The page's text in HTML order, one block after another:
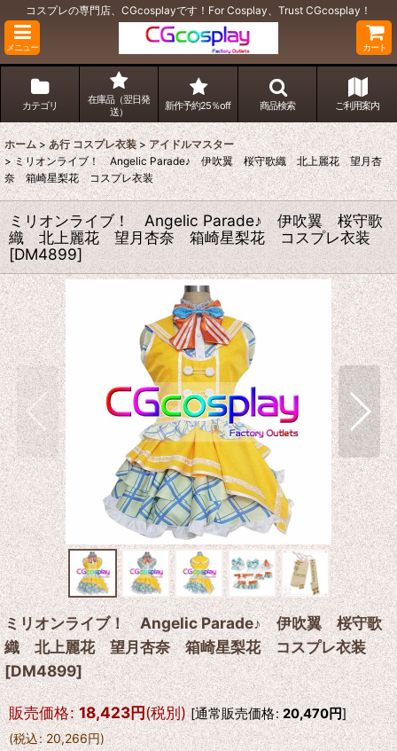
コスプレの専門店、CGcosplayです！For Cosplay、Trust CGcosplay！
メニュー カート
カテゴリ
在庫品（翌日発
送）
新作予約25％off 商品検索 ご利用案内
ホーム > あ行 コスプレ衣装 > アイドルマスター
> ミリオンライブ！ Angelic Parade♪ 伊吹翼 桜守歌織 北上麗花 望月杏
奈 箱崎星梨花 コスプレ衣装
ミリオンライブ！ Angelic Parade♪ 伊吹翼 桜守歌
織 北上麗花 望月杏奈 箱崎星梨花 コスプレ衣装
[DM4899]
ミリオンライブ！ Angelic Parade♪ 伊吹翼 桜守歌
織 北上麗花 望月杏奈 箱崎星梨花 コスプレ衣装
[DM4899]
販売価格: 18,423円(税別) [通常販売価格: 20,470円]
(税込: 20,266円)